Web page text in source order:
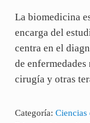
La biomedicina
encarga del
centra en el
de
cirugía y otras
Categoría: Ciencias